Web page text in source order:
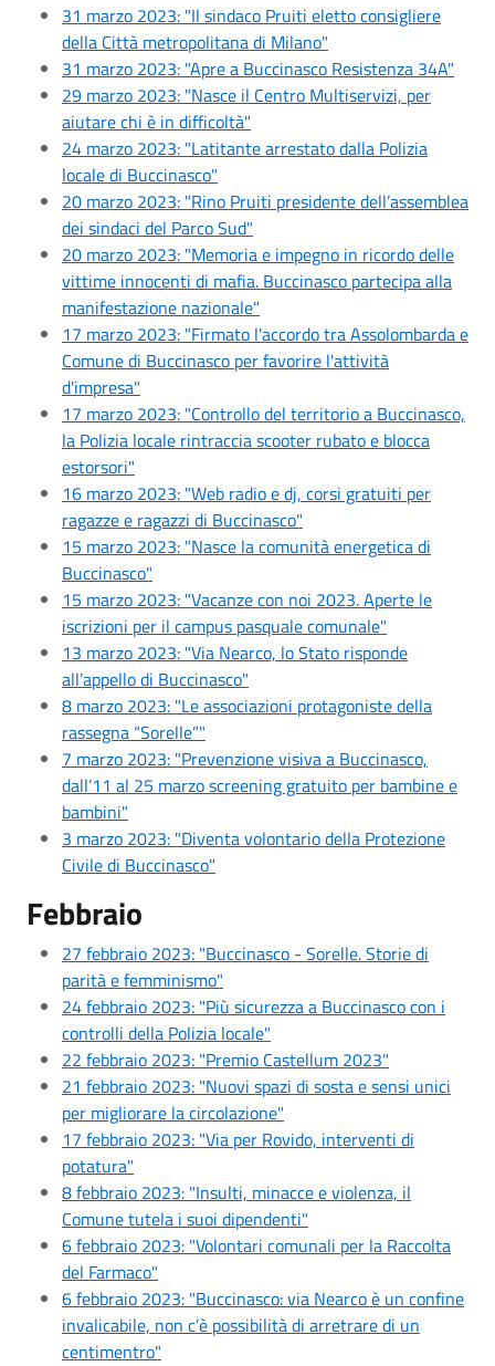
31 marzo 2023: "Il sindaco Pruiti eletto consigliere
della Città metropolitana di Milano"
31 marzo 2023: "Apre a Buccinasco Resistenza 34A"
29 marzo 2023: "Nasce il Centro Multiservizi, per
aiutare chi è in difficoltà"
24 marzo 2023: "Latitante arrestato dalla Polizia
locale di Buccinasco"
20 marzo 2023: "Rino Pruiti presidente dell’assemblea
dei sindaci del Parco Sud"
20 marzo 2023: "Memoria e impegno in ricordo delle
vittime innocenti di mafia. Buccinasco partecipa alla
manifestazione nazionale"
17 marzo 2023: "Firmato l'accordo tra Assolombarda e
Comune di Buccinasco per favorire l'attività
d'impresa"
17 marzo 2023: "Controllo del territorio a Buccinasco,
la Polizia locale rintraccia scooter rubato e blocca
estorsori"
16 marzo 2023: "Web radio e dj, corsi gratuiti per
ragazze e ragazzi di Buccinasco"
15 marzo 2023: "Nasce la comunità energetica di
Buccinasco"
15 marzo 2023: "Vacanze con noi 2023. Aperte le
iscrizioni per il campus pasquale comunale"
13 marzo 2023: "Via Nearco, lo Stato risponde
all’appello di Buccinasco"
8 marzo 2023: "Le associazioni protagoniste della
rassegna “Sorelle”"
7 marzo 2023: "Prevenzione visiva a Buccinasco,
dall’11 al 25 marzo screening gratuito per bambine e
bambini"
3 marzo 2023: "Diventa volontario della Protezione
Civile di Buccinasco"
Febbraio
27 febbraio 2023: "Buccinasco - Sorelle. Storie di
parità e femminismo"
24 febbraio 2023: "Più sicurezza a Buccinasco con i
controlli della Polizia locale"
22 febbraio 2023: "Premio Castellum 2023"
21 febbraio 2023: "Nuovi spazi di sosta e sensi unici
per migliorare la circolazione"
17 febbraio 2023: "Via per Rovido, interventi di
potatura"
8 febbraio 2023: "Insulti, minacce e violenza, il
Comune tutela i suoi dipendenti"
6 febbraio 2023: "Volontari comunali per la Raccolta
del Farmaco"
6 febbraio 2023: "Buccinasco: via Nearco è un confine
invalicabile, non c’è possibilità di arretrare di un
centimentro"